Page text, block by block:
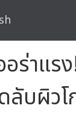
ร่าแ
ลับผิว